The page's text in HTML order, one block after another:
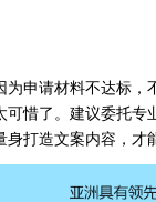
申请材料不达标，
惜了。建议委托专
打造文案内容，才